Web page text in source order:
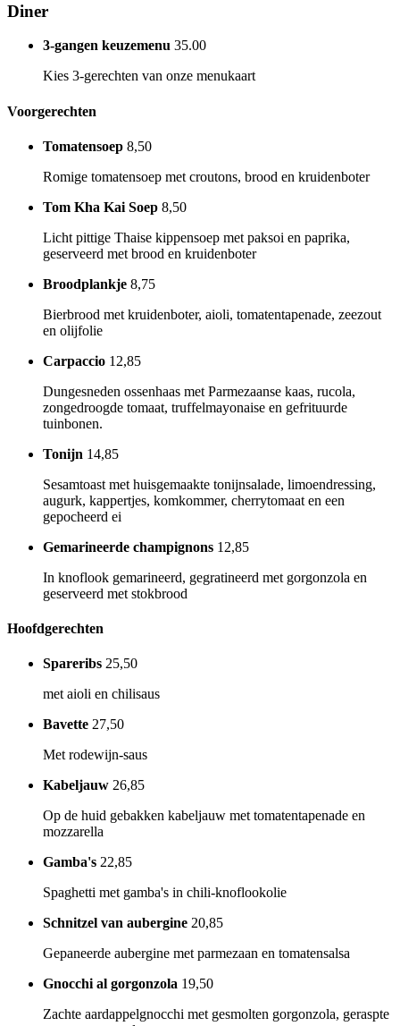
Diner
3-gangen keuzemenu 35.00
Kies 3-gerechten van onze menukaart
Voorgerechten
Tomatensoep 8,50
Romige tomatensoep met croutons, brood en kruidenboter
Tom Kha Kai Soep 8,50
Licht pittige Thaise kippensoep met paksoi en paprika,
geserveerd met brood en kruidenboter
Broodplankje 8,75
Bierbrood met kruidenboter, aioli, tomatentapenade, zeezout
en olijfolie
Carpaccio 12,85
Dungesneden ossenhaas met Parmezaanse kaas, rucola,
zongedroogde tomaat, truffelmayonaise en gefrituurde
tuinbonen.
Tonijn 14,85
Sesamtoast met huisgemaakte tonijnsalade, limoendressing,
augurk, kappertjes, komkommer, cherrytomaat en een
gepocheerd ei
Gemarineerde champignons 12,85
In knoflook gemarineerd, gegratineerd met gorgonzola en
geserveerd met stokbrood
Hoofdgerechten
Spareribs 25,50
met aioli en chilisaus
Bavette 27,50
Met rodewijn-saus
Kabeljauw 26,85
Op de huid gebakken kabeljauw met tomatentapenade en
mozzarella
Gamba's 22,85
Spaghetti met gamba's in chili-knoflookolie
Schnitzel van aubergine 20,85
Gepaneerde aubergine met parmezaan en tomatensalsa
Gnocchi al gorgonzola 19,50
Zachte aardappelgnocchi met gesmolten gorgonzola, geraspte